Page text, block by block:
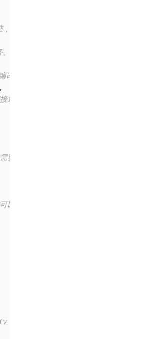
在这里用于支持 MoonBit 的 textmate 语
译 MoonBit 代码。
返回false，不显示任何codeLens。
确保这些路径都是正确的。
始化代码内容，
元素上。